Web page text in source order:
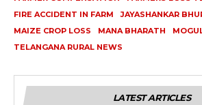
FIRE ACCIDENT IN FARM
JAYASHANKAR
MAIZE CROP LOSS
MANA BHARATH
TELANGANA RURAL NEWS
LATEST ARTICLES